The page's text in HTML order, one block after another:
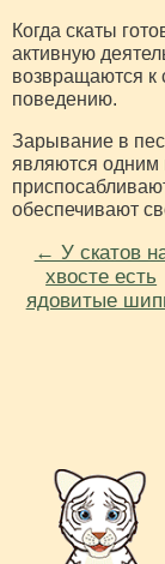
Когда скаты
активную
возвращаются
поведению.
Зарывание в
являются одним
обеспечивают
← У скатов
хвосте есть
ядовитые